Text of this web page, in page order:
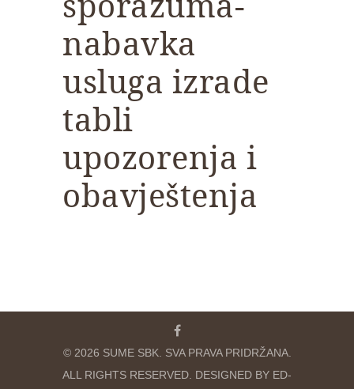
nabavka
usluga izrade
tabli
upozorenja i
obavještenja
© 2026 SUME SBK. SVA PRAVA PRIDRŽANA.
ALL RIGHTS RESERVED. DESIGNED BY ED-